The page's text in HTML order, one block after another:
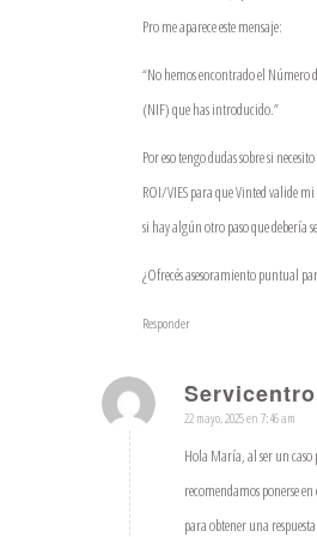
Pro me aparece este mensaje:
“No hemos encontrado el Número
(NIF) que has introducido.”
Por eso tengo dudas sobre si
ROI/VIES para que Vinted valide
si hay algún otro paso que debería
¿Ofrecés asesoramiento puntual
Responder
Dice:
22 mayo, 2025 en 7:46 am
Hola María, al ser un caso
recomendamos ponerse
para obtener una